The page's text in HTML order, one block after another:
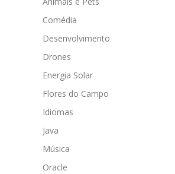
Comédia
Desenvolvimento
Drones
Energia Solar
Flores do Campo
Idiomas
Java
Música
Oracle